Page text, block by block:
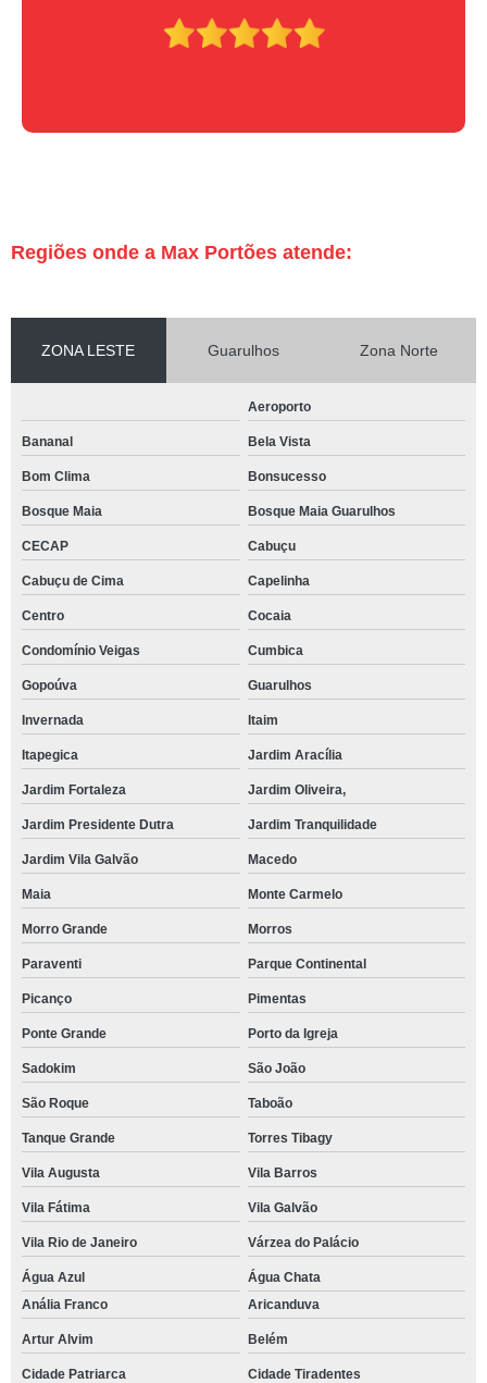
Regiões onde a Max Portões atende:
ZONA LESTE Guarulhos Zona Norte
Aeroporto
Bananal Bela Vista
Bom Clima Bonsucesso
Bosque Maia Bosque Maia Guarulhos
CECAP Cabuçu
Cabuçu de Cima Capelinha
Centro Cocaia
Condomínio Veigas Cumbica
Gopoúva Guarulhos
Invernada Itaim
Itapegica Jardim Aracília
Jardim Fortaleza Jardim Oliveira,
Jardim Presidente Dutra Jardim Tranquilidade
Jardim Vila Galvão Macedo
Maia Monte Carmelo
Morro Grande Morros
Paraventi Parque Continental
Picanço Pimentas
Ponte Grande Porto da Igreja
Sadokim São João
São Roque Taboão
Tanque Grande Torres Tibagy
Vila Augusta Vila Barros
Vila Fátima Vila Galvão
Vila Rio de Janeiro Várzea do Palácio
Água Azul
Água Chata
Anália Franco
Aricanduva
Artur Alvim Belém
Cidade Patriarca Cidade Tiradentes